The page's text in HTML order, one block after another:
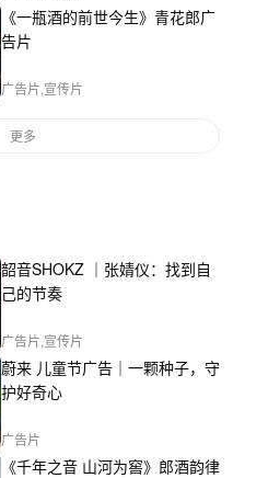
《一瓶酒的前世今生》青花郎广
告片
广告片,宣传片
更多
韶音SHOKZ ｜张婧仪：找到自
己的节奏
广告片,宣传片
蔚来 儿童节广告｜一颗种子，守
护好奇心
广告片
《千年之音 山河为窖》郎酒韵律